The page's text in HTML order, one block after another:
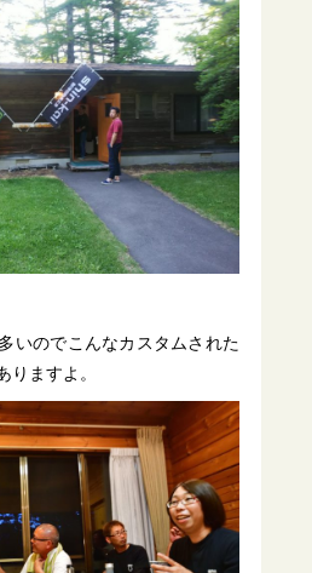
いのでこんなカスタムされた
りますよ。